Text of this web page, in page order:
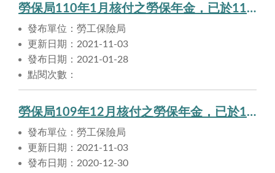
勞保局110年1月核付之勞保年金，已於110年1月28日匯入申請人帳戶。
發布單位：勞工保險局
更新日期：2021-11-03
發布日期：2021-01-28
點閱次數：
勞保局109年12月核付之勞保年金，已於109年12月30日匯入申請人帳戶。
發布單位：勞工保險局
更新日期：2021-11-03
發布日期：2020-12-30